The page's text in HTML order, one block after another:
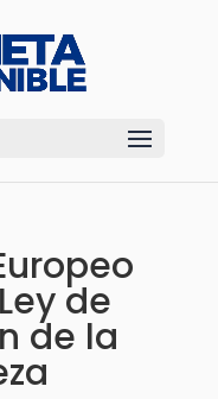
de
de la